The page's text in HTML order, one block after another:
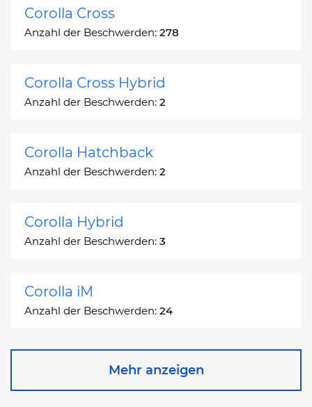
Corolla Cross
Anzahl der Beschwerden: 278
Corolla Cross Hybrid
Anzahl der Beschwerden: 2
Corolla Hatchback
Anzahl der Beschwerden: 2
Corolla Hybrid
Anzahl der Beschwerden: 3
Corolla iM
Anzahl der Beschwerden: 24
Mehr anzeigen